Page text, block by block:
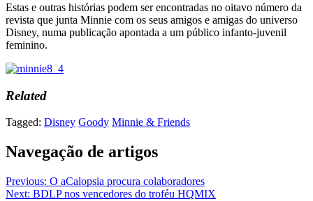
Estas e outras histórias podem ser encontradas no oitavo número da
revista que junta Minnie com os seus amigos e amigas do universo
Disney, numa publicação apontada a um público infanto-juvenil
feminino.
Related
Tagged: Disney Goody Minnie & Friends
Navegação de artigos
Previous: O aCalopsia procura colaboradores
Next: BDLP nos vencedores do troféu HQMIX